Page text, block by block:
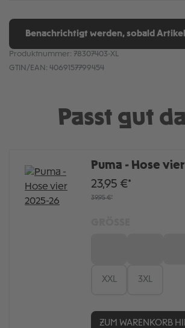
Benachrichtigt werden, sobald
Produktnummer: 78307403-XL
GTIN/EAN: 4069157799454
Passt gut
Puma - Hose
23,95 €*
39,95 €*
XXL 3XL
ZUM WARENKORB